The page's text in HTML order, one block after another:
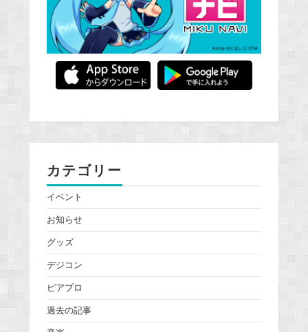
カテゴリー
イベント
お知らせ
グッズ
デジコン
ピアプロ
過去の記事